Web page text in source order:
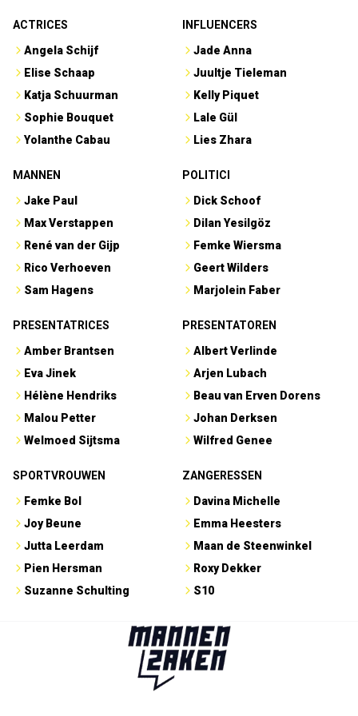
ACTRICES
Angela Schijf
Elise Schaap
Katja Schuurman
Sophie Bouquet
Yolanthe Cabau
INFLUENCERS
Jade Anna
Juultje Tieleman
Kelly Piquet
Lale Gül
Lies Zhara
MANNEN
Jake Paul
Max Verstappen
René van der Gijp
Rico Verhoeven
Sam Hagens
POLITICI
Dick Schoof
Dilan Yesilgöz
Femke Wiersma
Geert Wilders
Marjolein Faber
PRESENTATRICES
Amber Brantsen
Eva Jinek
Hélène Hendriks
Malou Petter
Welmoed Sijtsma
PRESENTATOREN
Albert Verlinde
Arjen Lubach
Beau van Erven Dorens
Johan Derksen
Wilfred Genee
SPORTVROUWEN
Femke Bol
Joy Beune
Jutta Leerdam
Pien Hersman
Suzanne Schulting
ZANGERESSEN
Davina Michelle
Emma Heesters
Maan de Steenwinkel
Roxy Dekker
S10